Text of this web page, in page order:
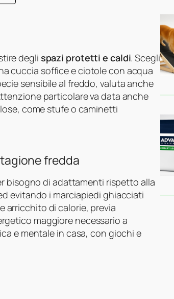
degli spazi protetti e caldi. Scegli
cuccia soffice e ciotole con acqua
sensibile al freddo, valuta anche
particolare va data anche
come stufe o caminetti
fredda
bisogno di adattamenti rispetto alla
evitando i marciapiedi ghiacciati
arricchito di calorie, previa
maggiore necessario a
e mentale in casa, con giochi e